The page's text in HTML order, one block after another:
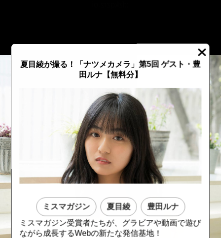
夏目綾が撮る！「ナツメカメラ」第5回 ゲスト・豊
田ルナ【無料分】
ミスマガジン 夏目綾
豊田ルナ
ミスマガジン受賞者たちが、グラビアや動画で遊び
ながら成長するWebの新たな発信基地！
::fzkqzrz.oi ::fzkqzrz.oi